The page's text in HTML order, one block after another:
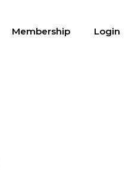
Membership Login